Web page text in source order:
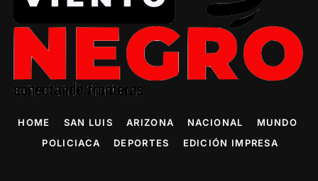
HOME SAN LUIS ARIZONA NACIONAL
MUNDO
POLICIACA
DEPORTES EDICIÓN IMPRESA